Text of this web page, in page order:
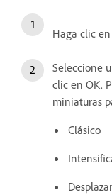
Haga clic
Seleccione
clic en OK.
miniaturas
Clásico